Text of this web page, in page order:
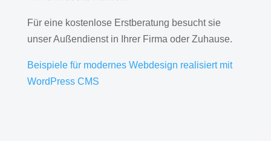
Für eine kostenlose Erstberatung besucht sie
unser Außendienst in Ihrer Firma oder Zuhause.
Beispiele für modernes Webdesign realisiert mit
WordPress CMS